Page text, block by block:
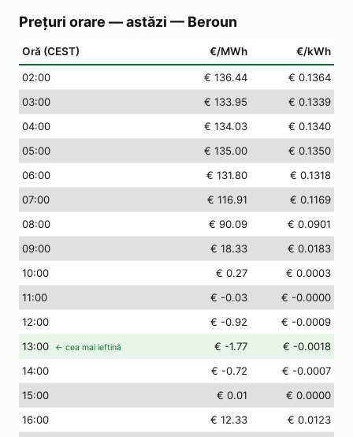
Prețuri orare — astăzi — Beroun
Oră (CEST) €/MWh €/kWh
02:00 € 136.44
€ 0.1364
03:00 € 133.95
€ 0.1339
04:00 € 134.03
€ 0.1340
05:00 € 135.00
€ 0.1350
06:00 € 131.80
€ 0.1318
07:00 € 116.91
€ 0.1169
08:00 € 90.09
€ 0.0901
09:00 € 18.33
€ 0.0183
10:00 € 0.27
€ 0.0003
11:00 € -0.03
€ -0.0000
12:00 € -0.92
€ -0.0009
13:00 ← cea mai ieftină € -1.77
€ -0.0018
14:00 € -0.72
€ -0.0007
15:00 € 0.01
€ 0.0000
16:00 € 12.33
€ 0.0123